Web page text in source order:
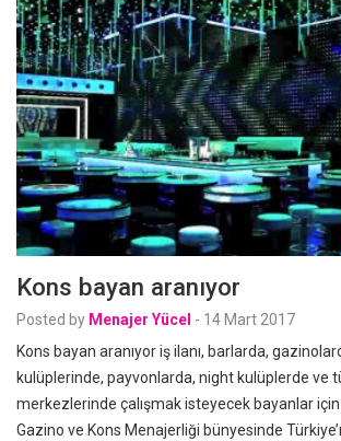
Kons bayan aranıyor
Posted by Menajer Yücel - 14 Mart 2017
Kons bayan aranıyor iş ilanı, barlarda,
kulüplerinde, payvonlarda, night kulüplerde ve
merkezlerinde çalışmak isteyecek bayanlar için
Gazino ve Kons Menajerliği bünyesinde